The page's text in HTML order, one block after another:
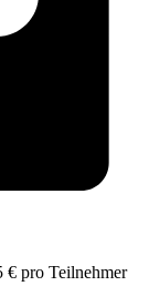
€ pro Teilnehmer